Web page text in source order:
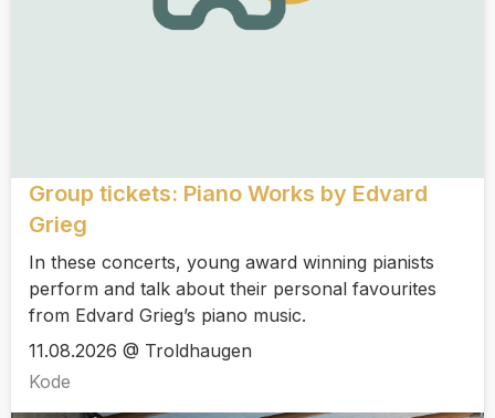
Group tickets: Piano Works by Edvard
Grieg
In these concerts, young award winning pianists
perform and talk about their personal favourites
from Edvard Grieg’s piano music.
11.08.2026 @ Troldhaugen
Kode